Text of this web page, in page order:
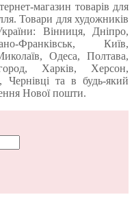
магазин товарів для
Товари для художників
Вінниця, Дніпро,
Франківськ, Київ,
Одеса, Полтава,
Харків, Херсон,
Чернівці та в будь-який
Нової пошти.